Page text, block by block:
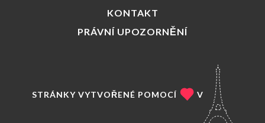
KONTAKT
PRÁVNÍ UPOZORNĚNÍ
STRÁNKY VYTVOŘENÉ POMOCÍ V